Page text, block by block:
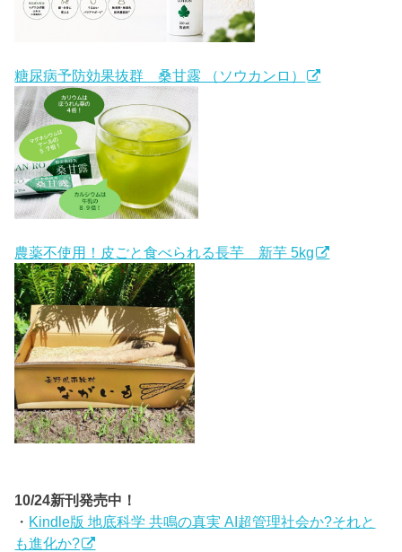
糖尿病予防効果抜群 桑甘露 （ソウカンロ）
農薬不使用！皮ごと食べられる長芋 新芋 5kg
10/24新刊発売中！
・ Kindle版 地底科学 共鳴の真実 AI超管理社会か?それと
も進化か?